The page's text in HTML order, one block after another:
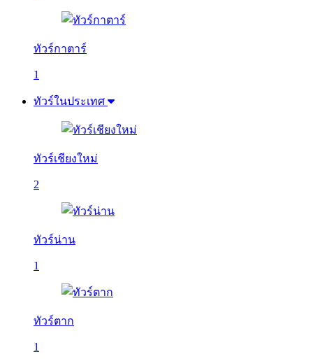
ทัวร์กาตาร์
1
ทัวร์ในประเทศ
ทัวร์เชียงใหม่
2
ทัวร์น่าน
1
ทัวร์ตาก
1